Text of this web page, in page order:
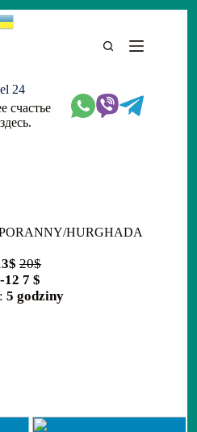
24
счастье
HURGHADA
20$
12 7 $
5 godziny